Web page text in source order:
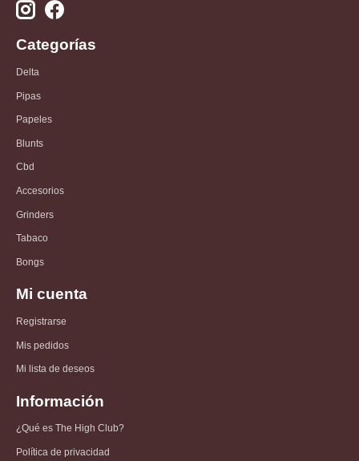
Categorías
Delta
Pipas
Papeles
Blunts
Cbd
Accesorios
Grinders
Tabaco
Bongs
Mi cuenta
Registrarse
Mis pedidos
Mi lista de deseos
Información
¿Qué es The High Club?
Política de privacidad